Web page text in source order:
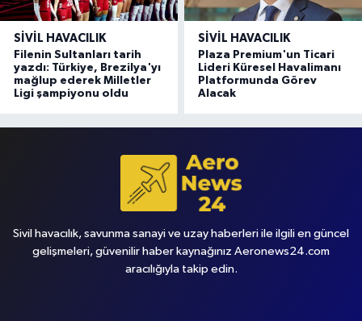
SIVIL HAVACILIK
Filenin Sultanları tarih
yazdı: Türkiye, Brezilya'yı
mağlup ederek Milletler
Ligi şampiyonu oldu
SIVIL HAVACILIK
Plaza Premium'un Ticari
Lideri Küresel Havalimanı
Platformunda Görev
Alacak
Sivil havacılık, savunma sanayi ve uzay haberleri ile ilgili en güncel
gelişmeleri, güvenilir haber kaynağınız Aeronews24.com
aracılığıyla takip edin.